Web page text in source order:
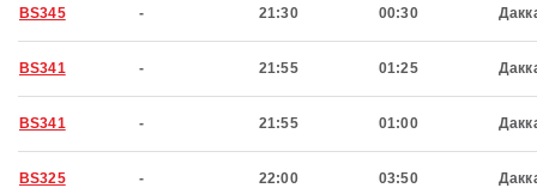
BS345 - 21:30 00:30
BS341 - 21:55 01:25
BS341 - 21:55 01:00
BS325 - 22:00 03:50